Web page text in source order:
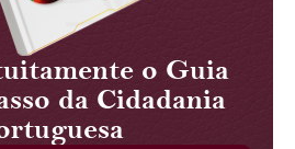
o Guia
da Cidadania